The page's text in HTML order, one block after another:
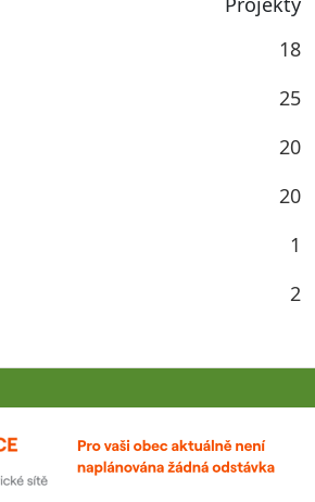
18
25
20
20
1
2